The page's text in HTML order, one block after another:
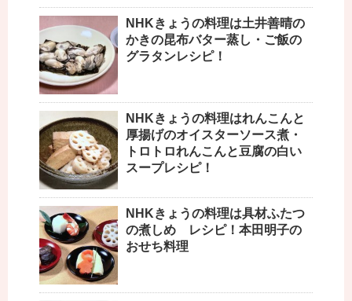
NHKきょうの料理は土井善晴の
かきの昆布バター蒸し・ご飯の
グラタンレシピ！
NHKきょうの料理はれんこんと
厚揚げのオイスターソース煮・
トロトロれんこんと豆腐の白い
スープレシピ！
NHKきょうの料理は具材ふたつ
の煮しめ レシピ！本田明子の
おせち料理